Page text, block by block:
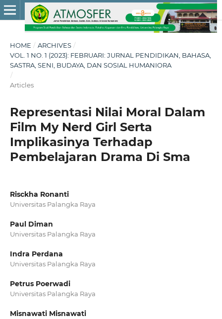
HOME / ARCHIVES /
VOL. 1 NO. 1 (2023): FEBRUARI: JURNAL PENDIDIKAN, BAHASA,
SASTRA, SENI, BUDAYA, DAN SOSIAL HUMANIORA
/
Articles
Representasi Nilai Moral Dalam
Film My Nerd Girl Serta
Implikasinya Terhadap
Pembelajaran Drama Di Sma
Risckha Ronanti
Universitas Palangka Raya
Paul Diman
Universitas Palangka Raya
Indra Perdana
Universitas Palangka Raya
Petrus Poerwadi
Universitas Palangka Raya
Misnawati Misnawati